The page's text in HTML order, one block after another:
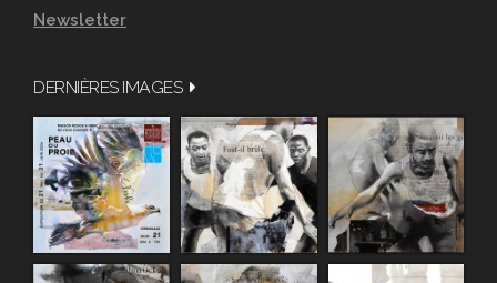
Newsletter
DERNIÈRES IMAGES